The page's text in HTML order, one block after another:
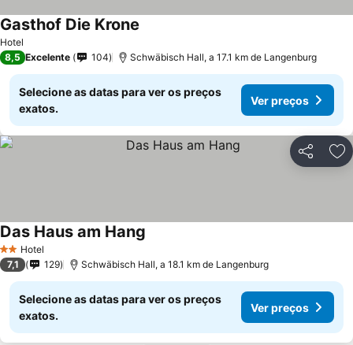
Hotel
Gasthof Die Krone
8,5 Excelente 104 Schwäbisch Hall, a 17.1 km de Langenburg
Selecione as datas para ver os preços
exatos.
Ver preços
Partilhar
2 Estrelas
Hotel
Das Haus am Hang
7,1 129 Schwäbisch Hall, a 18.1 km de Langenburg
Selecione as datas para ver os preços
exatos.
Ver preços